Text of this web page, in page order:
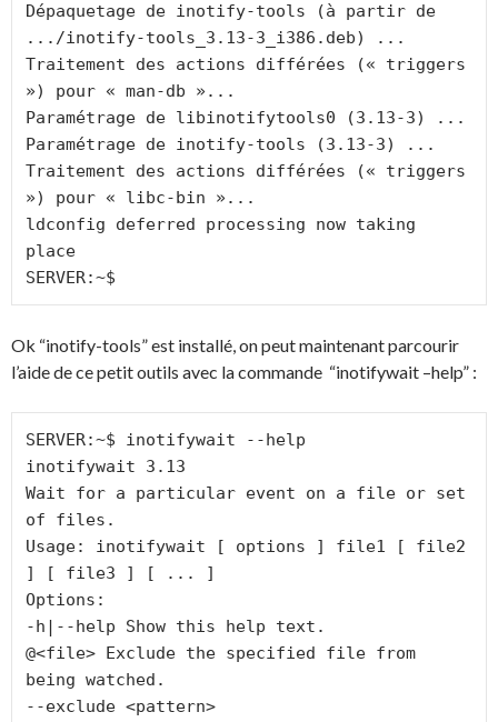
Dépaquetage de inotify-tools (à partir de
.../inotify-tools_3.13-3_i386.deb) ...
Traitement des actions différées (« triggers
») pour « man-db »...
Paramétrage de libinotifytools0 (3.13-3) ...
Paramétrage de inotify-tools (3.13-3) ...
Traitement des actions différées (« triggers
») pour « libc-bin »...
ldconfig deferred processing now taking
place
SERVER:~$
Ok “inotify-tools” est installé, on peut maintenant parcourir
l’aide de ce petit outils avec la commande “inotifywait –help” :
SERVER:~$ inotifywait --help
inotifywait 3.13
Wait for a particular event on a file or set
of files.
Usage: inotifywait [ options ] file1 [ file2
] [ file3 ] [ ... ]
Options:
-h|--help Show this help text.
@<file> Exclude the specified file from
being watched.
--exclude <pattern>